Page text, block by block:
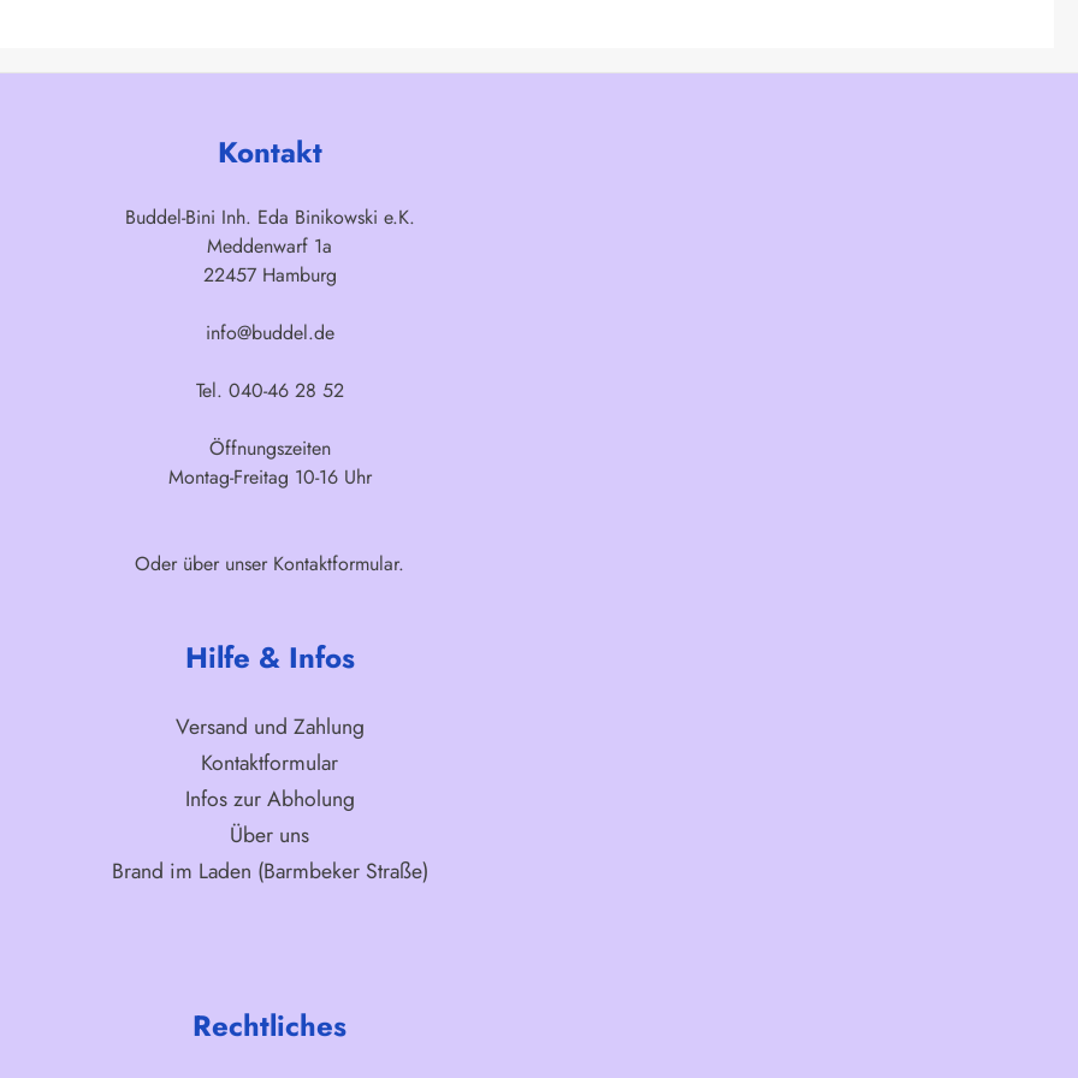
Kontakt
Buddel-Bini Inh. Eda Binikowski e.K.
Meddenwarf 1a
22457 Hamburg
info@buddel.de
Tel. 040-46 28 52
Öffnungszeiten
Montag-Freitag 10-16 Uhr
Oder über unser Kontaktformular.
Hilfe & Infos
Versand und Zahlung
Kontaktformular
Infos zur Abholung
Über uns
Brand im Laden (Barmbeker Straße)
Rechtliches